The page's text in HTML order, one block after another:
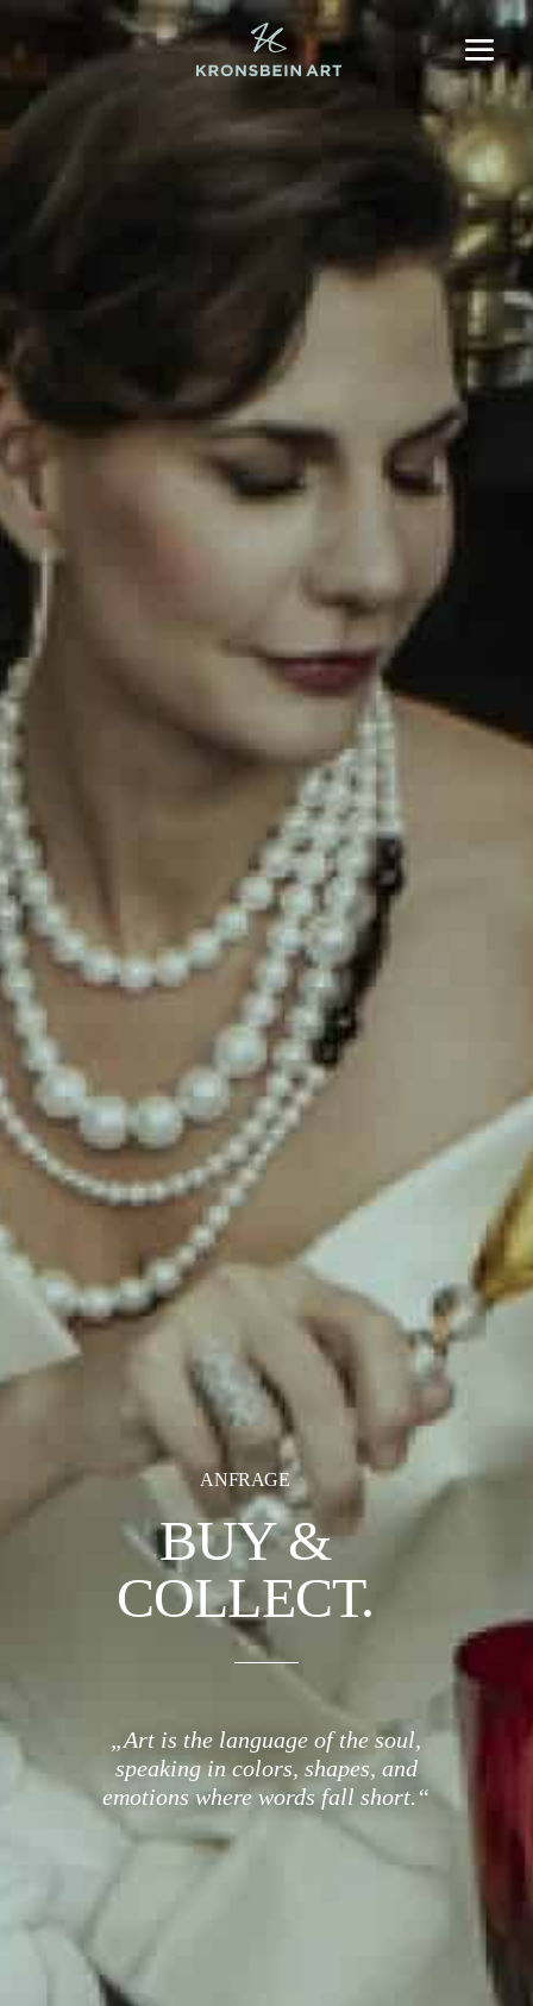
ANFRAGE
BUY &
COLLECT.
„Art is the language of the soul,
speaking in colors, shapes, and
emotions where words fall short.“